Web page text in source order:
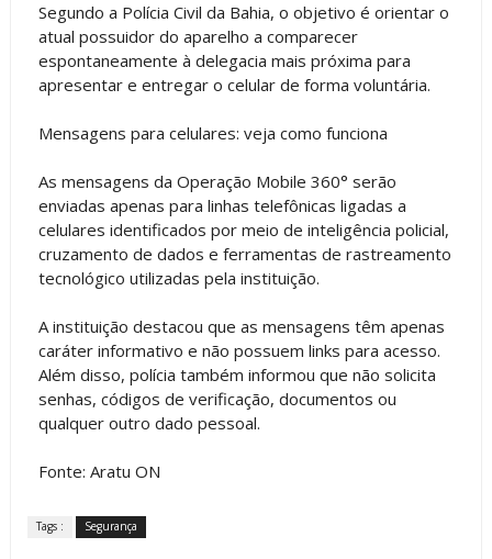
Segundo a Polícia Civil da Bahia, o objetivo é orientar o
atual possuidor do aparelho a comparecer
espontaneamente à delegacia mais próxima para
apresentar e entregar o celular de forma voluntária.
Mensagens para celulares: veja como funciona
As mensagens da Operação Mobile 360° serão
enviadas apenas para linhas telefônicas ligadas a
celulares identificados por meio de inteligência policial,
cruzamento de dados e ferramentas de rastreamento
tecnológico utilizadas pela instituição.
A instituição destacou que as mensagens têm apenas
caráter informativo e não possuem links para acesso.
Além disso, polícia também informou que não solicita
senhas, códigos de verificação, documentos ou
qualquer outro dado pessoal.
Fonte: Aratu ON
Tags : Segurança